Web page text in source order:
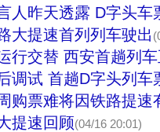
人昨天透露 D字头车
大提速首列列车驶出
行交替 西安首趟列
调试 首趟D字头列车
购票难将因铁路提速
提速回顾(04/16 20:01)